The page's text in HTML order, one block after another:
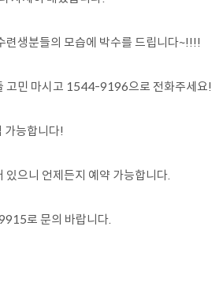
련생분들의 모습에 박수를 드립니다~!!!!
고민 마시고 1544-9196으로 전화주세요!
가능합니다!
으니 언제든지 예약 가능합니다.
로 문의 바랍니다.